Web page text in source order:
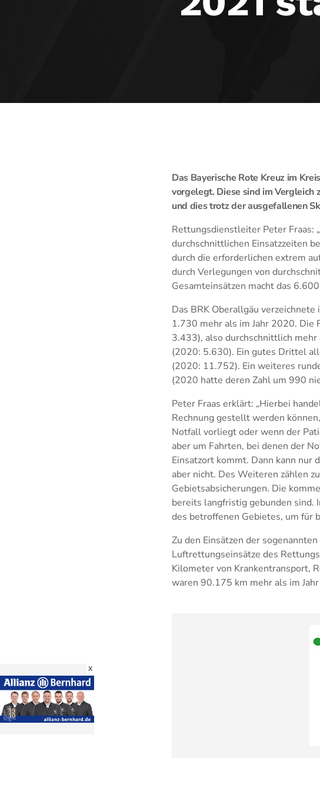
Das Bayerische Rote Kreuz im
vorgelegt. Diese sind im Vergleich
und dies trotz der ausgefallenen
Rettungsdienstleiter Peter Fraas:
durchschnittlichen Einsatzzeiten
durch die erforderlichen extrem
durch Verlegungen von
Gesamteinsätzen macht das
Das BRK Oberallgäu
1.730 mehr als im Jahr 2020.
3.433), also durchschnittlich
(2020: 5.630). Ein gutes Drittel
(2020: 11.752). Ein weiteres
(2020 hatte deren Zahl um 990
Peter Fraas erklärt: „Hierbei
Rechnung gestellt werden
Notfall vorliegt oder wenn der
aber um Fahrten, bei denen der
Einsatzort kommt. Dann kann nur
aber nicht. Des Weiteren zählen
Gebietsabsicherungen. Die
bereits langfristig gebunden sind.
des betroffenen Gebietes, um für
Zu den Einsätzen der
Luftrettungseinsätze des
Kilometer von Krankentransport,
waren 90.175 km mehr als im
X